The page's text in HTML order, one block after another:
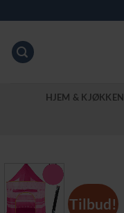
to
content
HJEM & KJØKKEN
Tilbud!